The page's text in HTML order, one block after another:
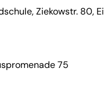
Ziekowstr. 80,
75